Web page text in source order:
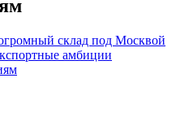
склад под Москвой
амбиции